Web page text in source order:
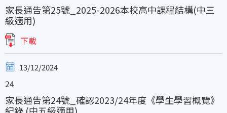
家長通告第25號_2025-2026本校高中課程結構(中三
級適用)
下載
13/12/2024
24
家長通告第24號_確認2023/24年度《學生學習概覽》